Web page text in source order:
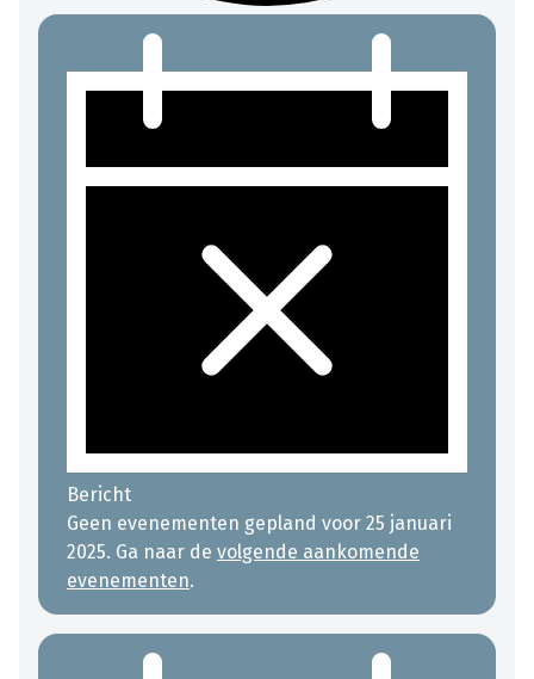
Bericht
Geen evenementen gepland voor 25 januari
2025. Ga naar de volgende aankomende
evenementen.